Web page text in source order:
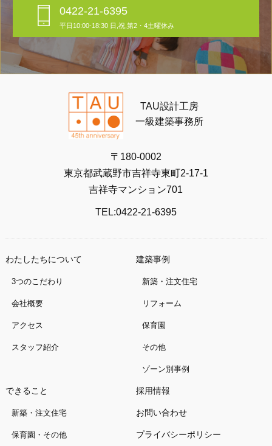
0422-21-6395
平日10:00-18:30 日,祝,第2・4土曜休み
TAU設計工房
一級建築事務所
〒180-0002
東京都武蔵野市吉祥寺東町2-17-1
吉祥寺マンション701
TEL:0422-21-6395
わたしたちについて
3つのこだわり
会社概要
アクセス
スタッフ紹介
建築事例
新築・注文住宅
リフォーム
保育園
その他
ゾーン別事例
できること
新築・注文住宅
保育園・その他
採用情報
お問い合わせ
プライバシーポリシー